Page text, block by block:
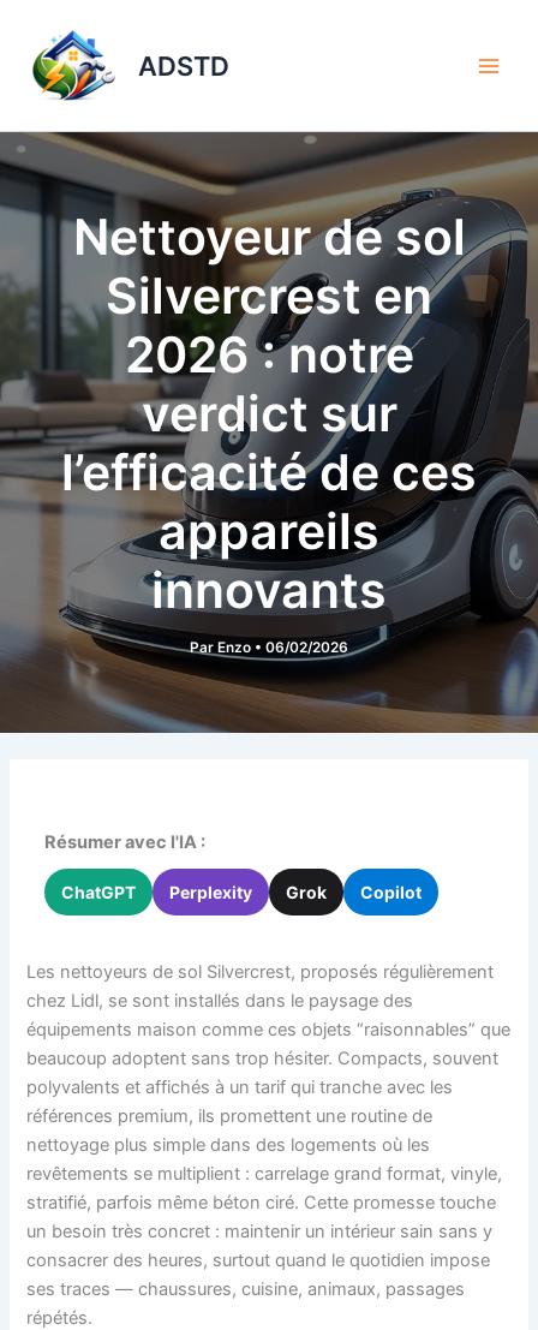
contenu
ADSTD
Nettoyeur de sol
Silvercrest en
2026 : notre
verdict sur
l’efficacité de ces
appareils
innovants
Par Enzo • 06/02/2026
Résumer avec l'IA :
ChatGPT Perplexity Grok Copilot
Les nettoyeurs de sol Silvercrest, proposés régulièrement
chez Lidl, se sont installés dans le paysage des
équipements maison comme ces objets “raisonnables” que
beaucoup adoptent sans trop hésiter. Compacts, souvent
polyvalents et affichés à un tarif qui tranche avec les
références premium, ils promettent une routine de
nettoyage plus simple dans des logements où les
revêtements se multiplient : carrelage grand format, vinyle,
stratifié, parfois même béton ciré. Cette promesse touche
un besoin très concret : maintenir un intérieur sain sans y
consacrer des heures, surtout quand le quotidien impose
ses traces — chaussures, cuisine, animaux, passages
répétés.